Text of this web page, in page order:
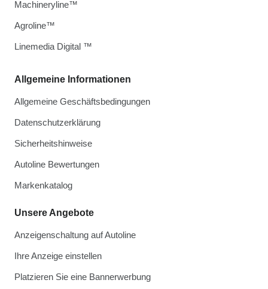
Allgemeine Informationen
Allgemeine Geschäftsbedingungen
Datenschutzerklärung
Sicherheitshinweise
Autoline Bewertungen
Markenkatalog
Unsere Angebote
Anzeigenschaltung auf Autoline
Ihre Anzeige einstellen
Platzieren Sie eine Bannerwerbung
Machineryline™
Agroline™
Linemedia Digital ™